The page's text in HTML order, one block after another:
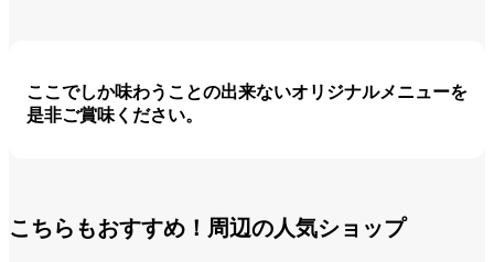
ここでしか味わうことの出来ないオリジナルメニューを
是非ご賞味ください。
こちらもおすすめ！周辺の人気ショップ